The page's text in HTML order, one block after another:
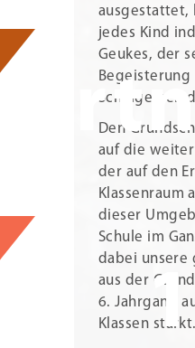
ausgestattet,
jedes Kind
Geukes, der
Den
auf die
der auf den
Klassenraum
dieser
Schule im
dabei unsere
aus der
6. Jahrgang
Klassen stärkt.